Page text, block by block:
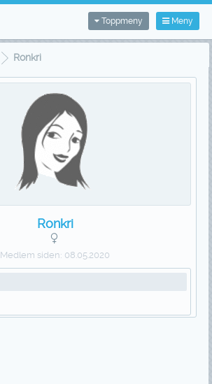
Meny
Toppmeny
Ronkri
Ronkri
Medlem siden: 08.05.2020